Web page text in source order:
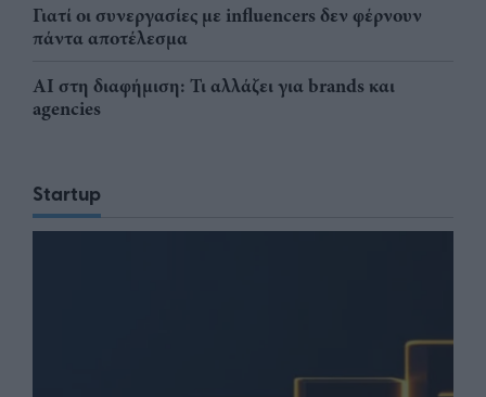
Γιατί οι συνεργασίες με influencers δεν φέρνουν
πάντα αποτέλεσμα
AI στη διαφήμιση: Τι αλλάζει για brands και
agencies
Startup